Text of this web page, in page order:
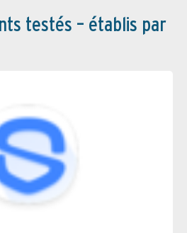
testés – établis par